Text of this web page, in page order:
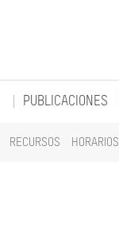
RECURSOS HORARIOS
PUBLICACIONES